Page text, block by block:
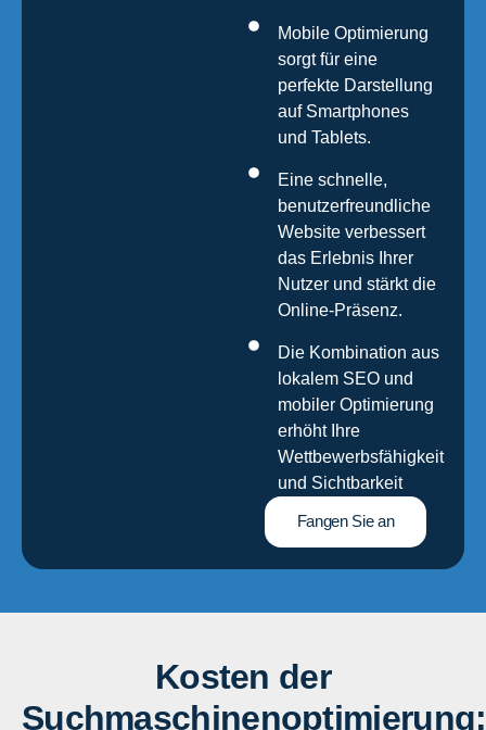
Mobile Optimierung
sorgt für eine
perfekte Darstellung
auf Smartphones
und Tablets.
Eine schnelle,
benutzerfreundliche
Website verbessert
das Erlebnis Ihrer
Nutzer und stärkt die
Online-Präsenz.
Die Kombination aus
lokalem SEO und
mobiler Optimierung
erhöht Ihre
Wettbewerbsfähigkeit
und Sichtbarkeit
Fangen Sie an
Kosten der
Suchmaschinenoptimierung: